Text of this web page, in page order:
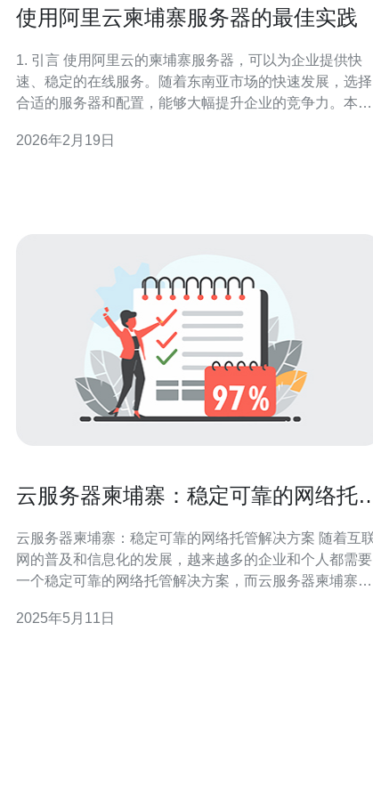
使用阿里云柬埔寨服务器的最佳实践
1. 引言 使用阿里云的柬埔寨服务器，可以为企业提供快
速、稳定的在线服务。随着东南亚市场的快速发展，选择
合适的服务器和配置，能够大幅提升企业的竞争力。本文
现高效的网络部署。 2. 选择合适的服务器配置 选择合适的
2026年2月19日
云服务器柬埔寨：稳定可靠的网络托
云服务器柬埔寨：稳定可靠的网络托管解决方案 随着互联
网的普及和信息化的发展，越来越多的企业和个人都需要
一个稳定可靠的网络托管解决方案，而云服务器柬埔寨正
1. 稳定可靠 云服务器柬埔寨采用先进的硬件设备和技术，
2025年5月11日